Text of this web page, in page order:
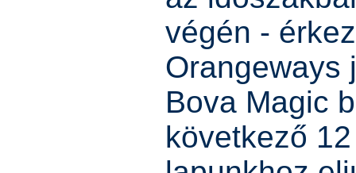
végén -
Orangeways
Bova Magic
következő